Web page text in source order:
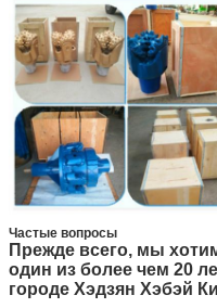
Частые вопросы
Прежде всего, мы
один из более чем 20
городе Хэдзян Хэбэй